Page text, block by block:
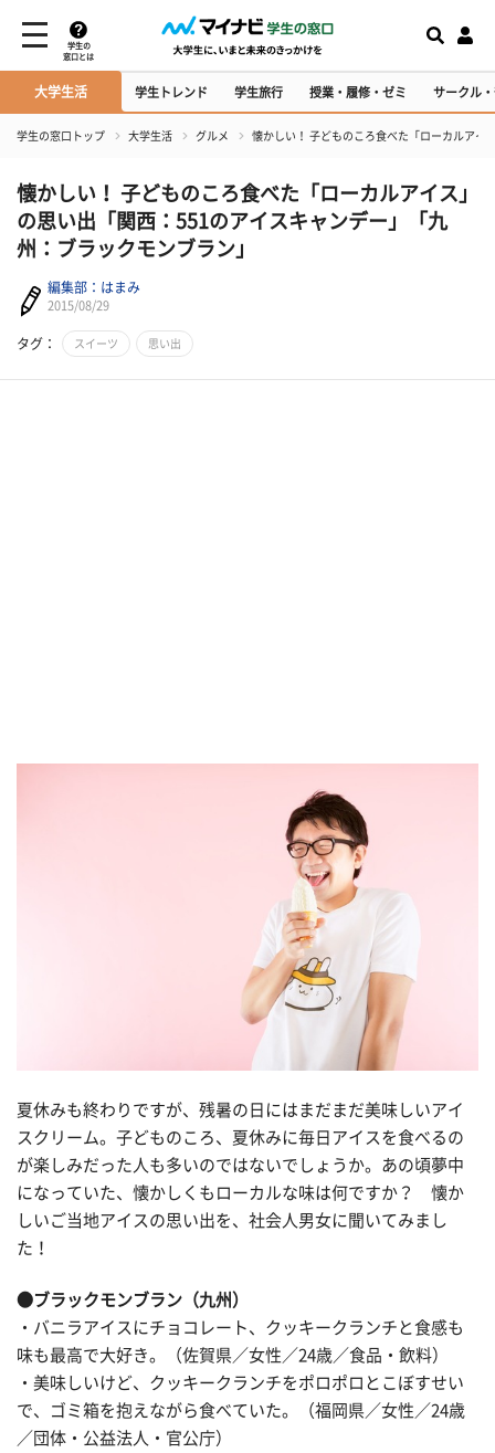
学生の
窓口とは
大学生活 学生トレンド 学生旅行 授業・履修・ゼミ サークル
学生の窓口トップ 大学生活 グルメ 懐かしい！ 子どものころ食べた「ローカルアイ
懐かしい！ 子どものころ食べた「ローカルアイス」
の思い出「関西：551のアイスキャンデー」「九
州：ブラックモンブラン」
編集部：はまみ
2015/08/29
タグ： スイーツ 思い出
夏休みも終わりですが、残暑の日にはまだまだ美味しいアイ
スクリーム。子どものころ、夏休みに毎日アイスを食べるの
が楽しみだった人も多いのではないでしょうか。あの頃夢中
になっていた、懐かしくもローカルな味は何ですか？ 懐か
しいご当地アイスの思い出を、社会人男女に聞いてみまし
た！
●ブラックモンブラン（九州）
・バニラアイスにチョコレート、クッキークランチと食感も
味も最高で大好き。（佐賀県／女性／24歳／食品・飲料）
・美味しいけど、クッキークランチをポロポロとこぼすせい
で、ゴミ箱を抱えながら食べていた。（福岡県／女性／24歳
／団体・公益法人・官公庁）